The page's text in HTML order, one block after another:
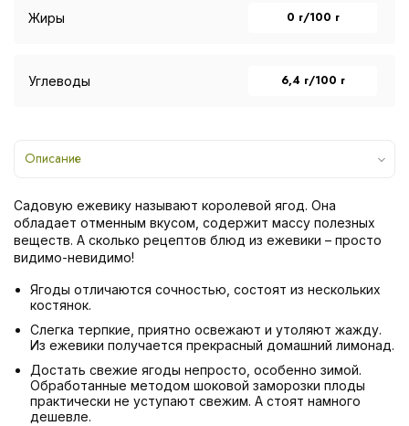
Жиры 0 г/100 г
Углеводы 6,4 г/100 г
Описание
Садовую ежевику называют королевой ягод. Она
обладает отменным вкусом, содержит массу полезных
веществ. А сколько рецептов блюд из ежевики – просто
видимо-невидимо!
Ягоды отличаются сочностью, состоят из нескольких
костянок.
Слегка терпкие, приятно освежают и утоляют жажду.
Из ежевики получается прекрасный домашний лимонад.
Достать свежие ягоды непросто, особенно зимой.
Обработанные методом шоковой заморозки плоды
практически не уступают свежим. А стоят намного
дешевле.